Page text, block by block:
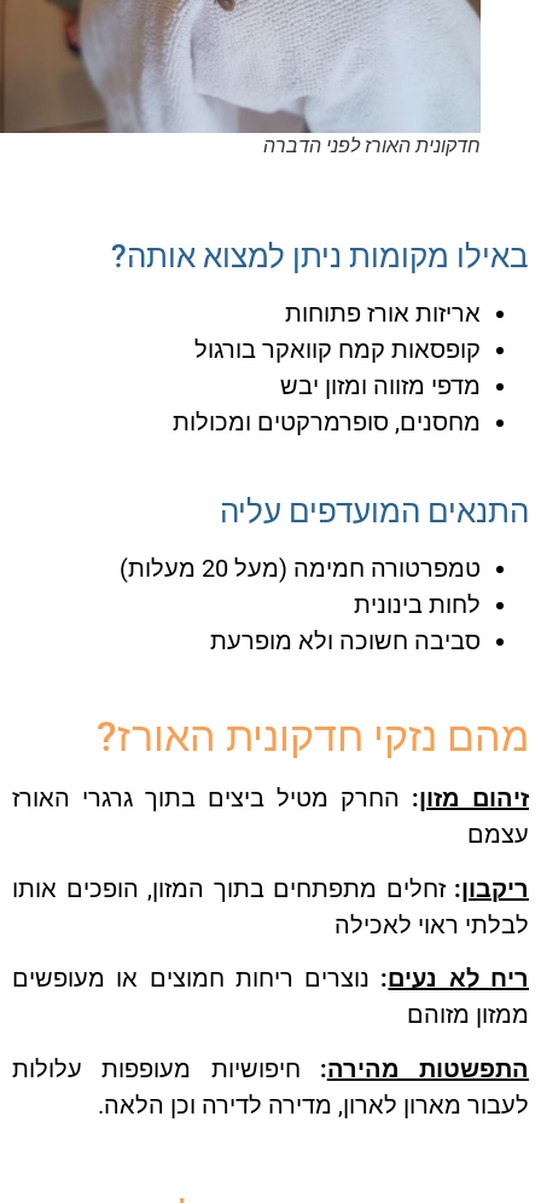
חדקונית האורז לפני הדברה
מקומות ניתן למצוא אותה?
אריזות אורז פתוחות
קופסאות קמח קוואקר בורגול
מדפי מזווה ומזון יבש
מחסנים, סופרמרקטים ומכולות
המועדפים עליה
טמפרטורה חמימה (מעל 20 מעלות)
לחות בינונית
סביבה חשוכה ולא מופרעת
נזקי חדקונית האורז?
מזון:החרק מטיל ביצים בתוך גרגרי האורז
:זחלים מתפתחים בתוך המזון, הופכים אותו
ראוי לאכילה
לא נעים:נוצרים ריחות חמוצים או מעופשים
מזוהם
מהירה:חיפושיות מעופפות עלולות
מארון לארון, מדירה לדירה וכן הלאה.